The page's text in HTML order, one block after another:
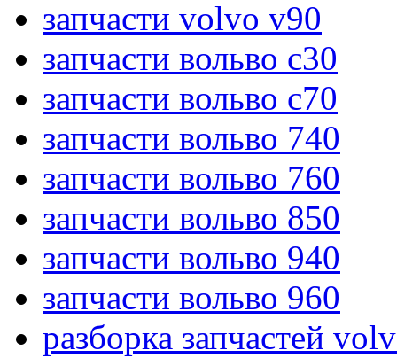
запчасти volvo v90
запчасти вольво c30
запчасти вольво c70
запчасти вольво 740
запчасти вольво 760
запчасти вольво 850
запчасти вольво 940
запчасти вольво 960
разборка запчастей